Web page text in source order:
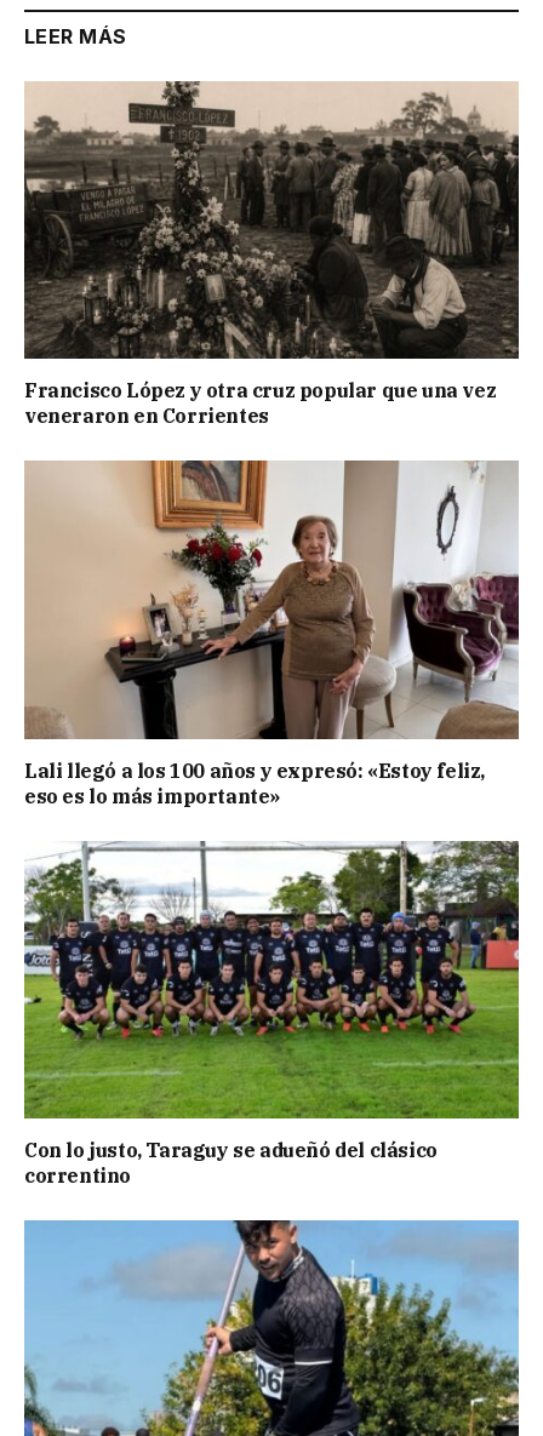
LEER MÁS
Francisco López y otra cruz popular que una vez
veneraron en Corrientes
Lali llegó a los 100 años y expresó: «Estoy feliz,
eso es lo más importante»
Con lo justo, Taraguy se adueñó del clásico
correntino